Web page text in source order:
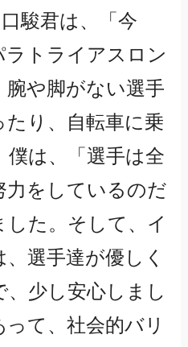
駿君は、「今
ラトライアスロン
や脚がない選手
たり、自転車に乗
僕は、「選手は全
力をしているのだ
た。そして、イ
選手達が優しく
少し安心しまし
て、社会的バリ